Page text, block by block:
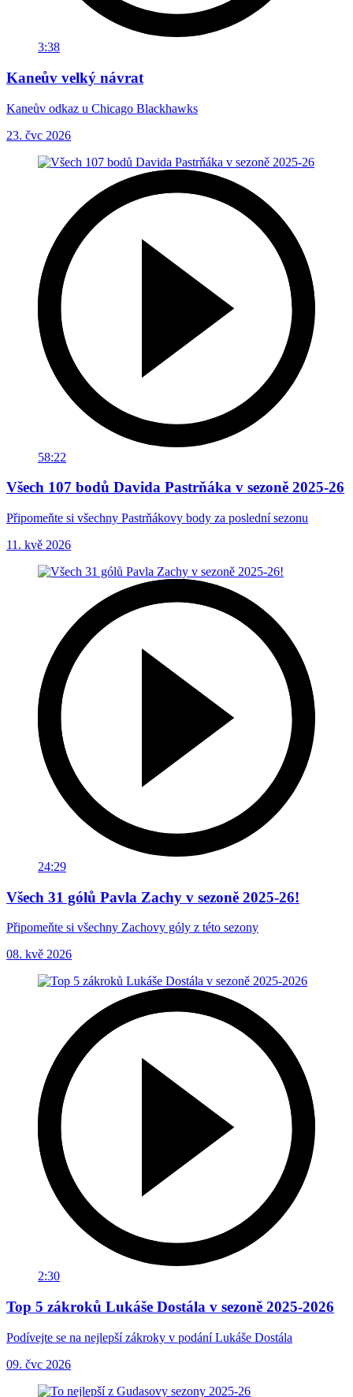
3:38
Kaneův velký návrat
Kaneův odkaz u Chicago Blackhawks
23. čvc 2026
58:22
Všech 107 bodů Davida Pastrňáka v sezoně 2025-26
Připomeňte si všechny Pastrňákovy body za poslední sezonu
11. kvě 2026
24:29
Všech 31 gólů Pavla Zachy v sezoně 2025-26!
Připomeňte si všechny Zachovy góly z této sezony
08. kvě 2026
2:30
Top 5 zákroků Lukáše Dostála v sezoně 2025-2026
Podívejte se na nejlepší zákroky v podání Lukáše Dostála
09. čvc 2026